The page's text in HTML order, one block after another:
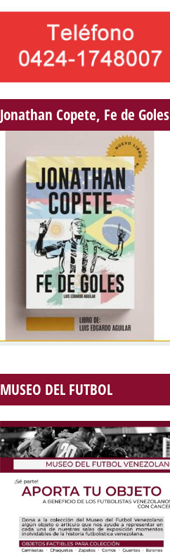
Jonathan Copete, Fe de Goles
MUSEO DEL FUTBOL